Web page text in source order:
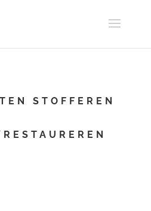
STOFFEREN